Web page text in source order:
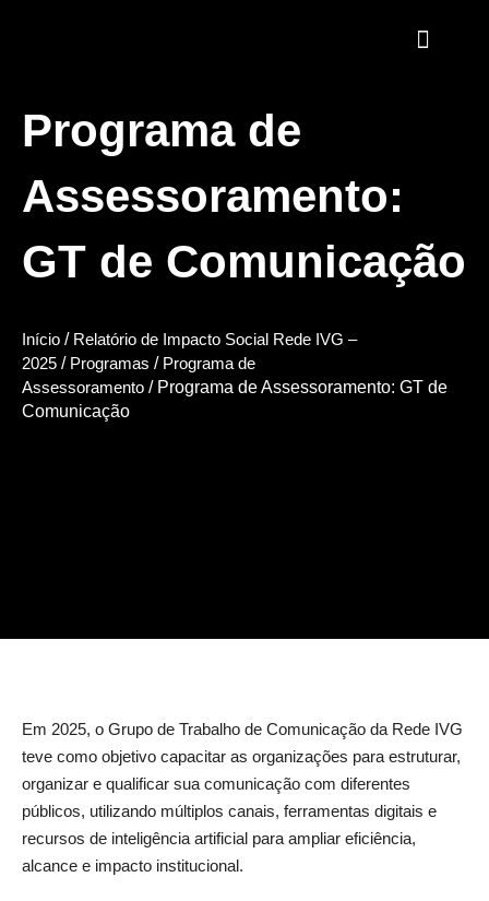
Programa de
Assessoramento:
GT de Comunicação
Início / Relatório de Impacto Social Rede IVG –
2025 / Programas / Programa de
Assessoramento / Programa de Assessoramento: GT de
Comunicação
Em 2025, o Grupo de Trabalho de Comunicação da Rede IVG
teve como objetivo capacitar as organizações para estruturar,
organizar e qualificar sua comunicação com diferentes
públicos, utilizando múltiplos canais, ferramentas digitais e
recursos de inteligência artificial para ampliar eficiência,
alcance e impacto institucional.